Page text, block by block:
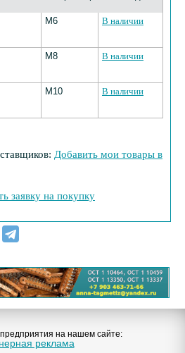
М6 В наличии
М8 В наличии
М10 В наличии
Добавить мои товары в
заявку на покупку
на нашем сайте:
реклама